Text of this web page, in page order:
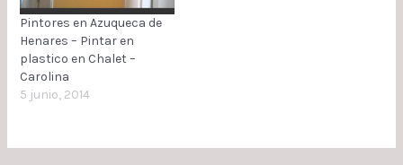
Pintores en Azuqueca de
Henares – Pintar en
plastico en Chalet –
Carolina
5 junio, 2014